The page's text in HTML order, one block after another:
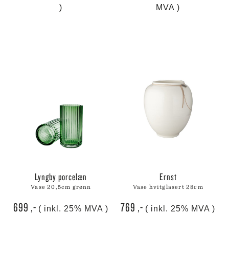
) MVA )
lyngby porcelæn
vase 20,5cm grønn
699 ,- ( inkl. 25% MVA )
ernst
vase hvitglasert 28cm
769 ,- ( inkl. 25% MVA )